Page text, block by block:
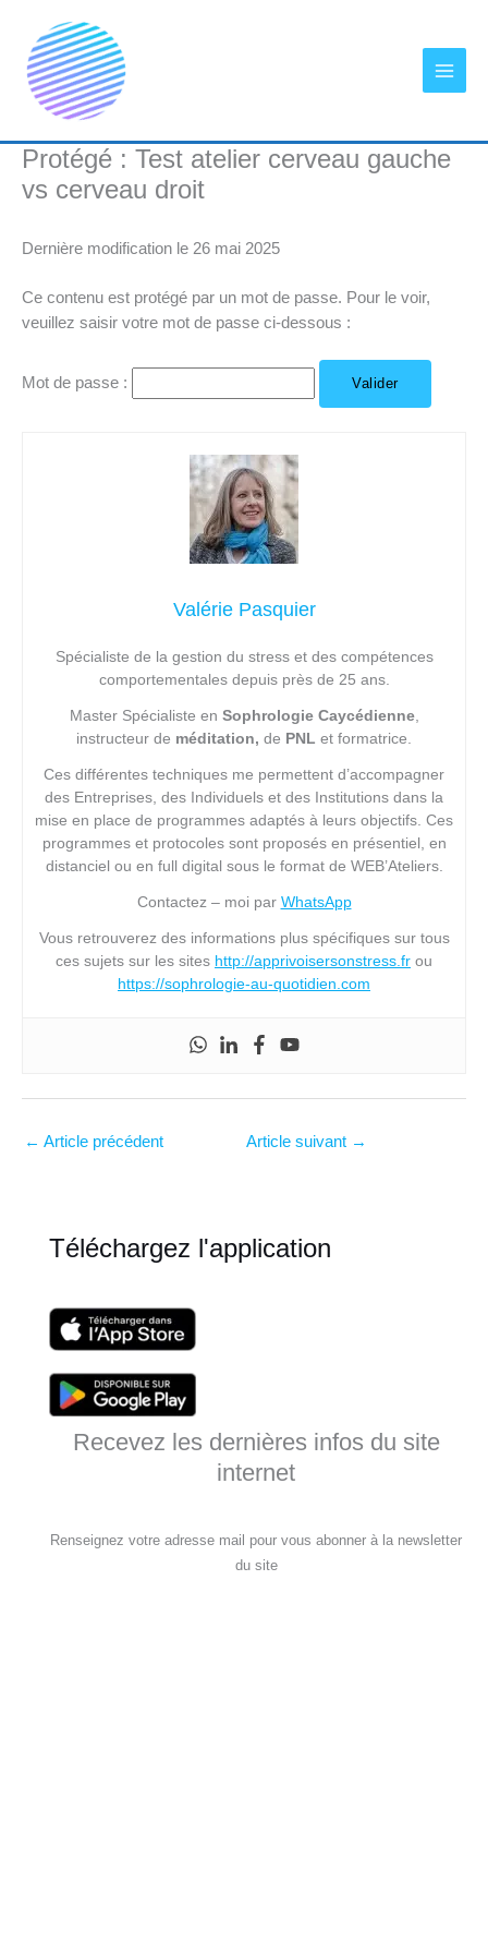
contenu
Protégé : Test atelier cerveau gauche
vs cerveau droit
Dernière modification le 26 mai 2025
Ce contenu est protégé par un mot de passe. Pour le voir,
veuillez saisir votre mot de passe ci-dessous :
Mot de passe :
Valérie Pasquier
Spécialiste de la gestion du stress et des compétences
comportementales depuis près de 25 ans.
Master Spécialiste en Sophrologie Caycédienne,
instructeur de méditation, de PNL et formatrice.
Ces différentes techniques me permettent d’accompagner
des Entreprises, des Individuels et des Institutions dans la
mise en place de programmes adaptés à leurs objectifs. Ces
programmes et protocoles sont proposés en présentiel, en
distanciel ou en full digital sous le format de WEB’Ateliers.
Contactez – moi par WhatsApp
Vous retrouverez des informations plus spécifiques sur tous
ces sujets sur les sites http://apprivoisersonstress.fr ou
https://sophrologie-au-quotidien.com
← Article précédent Article suivant →
Téléchargez l'application
Recevez les dernières infos du site
internet
Renseignez votre adresse mail pour vous abonner à la newsletter
du site